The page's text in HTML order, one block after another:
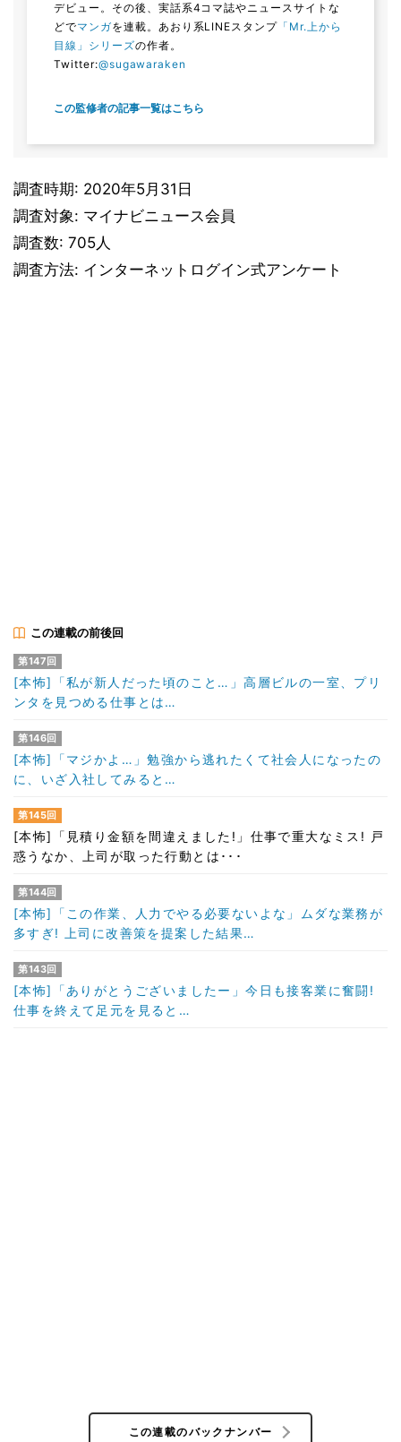
デビュー。その後、実話系4コマ誌やニュースサイトな
どでマンガを連載。あおり系LINEスタンプ 「Mr.上から
目線」シリーズの作者。
Twitter:@sugawaraken
この監修者の記事一覧はこちら
調査時期: 2020年5月31日
調査対象: マイナビニュース会員
調査数: 705人
調査方法: インターネットログイン式アンケート
この連載の前後回
第147回
[本怖]「私が新人だった頃のこと…」高層ビルの一室、プリ
ンタを見つめる仕事とは…
第146回
[本怖]「マジかよ…」勉強から逃れたくて社会人になったの
に、いざ入社してみると…
第145回
[本怖]「見積り金額を間違えました!」仕事で重大なミス! 戸
惑うなか、上司が取った行動とは･･･
第144回
[本怖]「この作業、人力でやる必要ないよな」ムダな業務が
多すぎ! 上司に改善策を提案した結果…
第143回
[本怖]「ありがとうございましたー」今日も接客業に奮闘!
仕事を終えて足元を見ると…
この連載のバックナンバー